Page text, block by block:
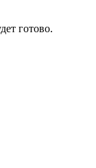
готово.